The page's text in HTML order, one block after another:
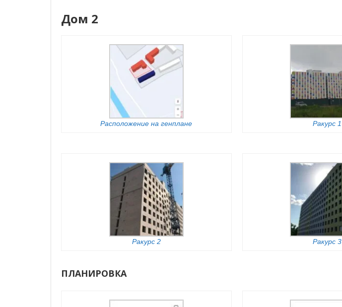
Дом 2
Расположение на генплане Ракурс 1
Ракурс 2 Ракурс 3
ПЛАНИРОВКА